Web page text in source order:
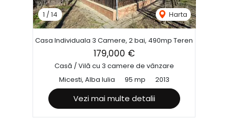
1 /14 Harta
Casa Individuala 3 Camere, 2 bai, 490mp Teren
179,000 €
Casă / Vilă cu 3 camere de vânzare
Micesti, Alba Iulia
95 mp 2013
Vezi mai multe detalii